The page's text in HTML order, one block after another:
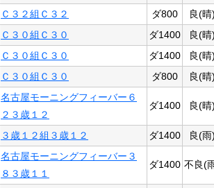
Ｃ３２組Ｃ３２ ダ800
良(晴
Ｃ３０組Ｃ３０ ダ1400
良(晴
Ｃ３０組Ｃ３０ ダ1400
良(晴
Ｃ３０組Ｃ３０ ダ800 良(晴
名古屋モーニングフィーバー６
２３歳１２
ダ1400 良(晴
３歳１２組３歳１２ ダ1400 良(雨
名古屋モーニングフィーバー３
８３歳１１
ダ1400 不良(